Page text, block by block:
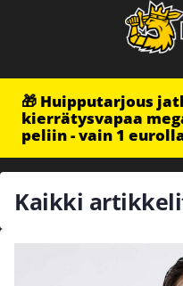
🎁 Huipputarjous
kierrätysvapaa
peliin - vain 1
Kaikki